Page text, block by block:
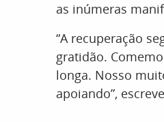
as inúmeras
“A recuperação
gratidão.
longa. Nosso
apoiando”,